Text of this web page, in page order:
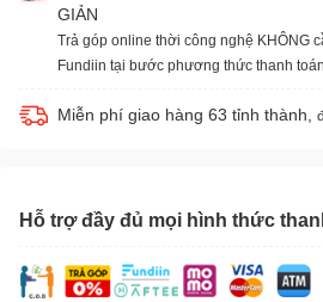
GIẢN
Trả góp online thời công nghệ KHÔNG
Fundiin tại bước phương thức thanh toán
Miễn phí giao hàng 63 tỉnh thành,
Hỗ trợ đầy đủ mọi hình thức